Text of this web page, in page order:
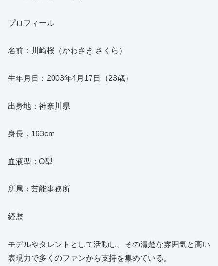
プロフィール
名前：川崎桜（かわさき さくら）
生年月日：2003年4月17日（23歳）
出身地：神奈川県
身長：163cm
血液型：O型
所属：芸能事務所
経歴
モデルやタレントとして活動し、その清楚な雰囲気と高い
表現力で多くのファンから支持を集めている。